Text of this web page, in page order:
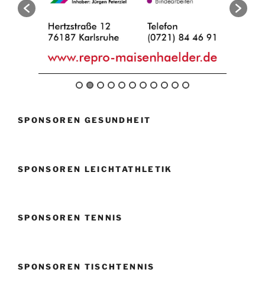
SPONSOREN GESUNDHEIT
SPONSOREN LEICHTATHLETIK
SPONSOREN TENNIS
SPONSOREN TISCHTENNIS